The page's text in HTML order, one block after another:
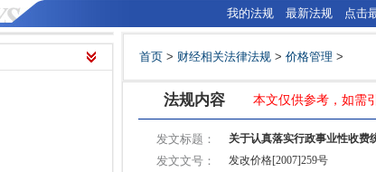
我的法规 最新法规 点击
首页 > 财经相关法律法规 > 价格管理 >
法规内容 本文仅供参考，如需
发文标题： 关于认真落实行政事业性收费
发文文号： 发改价格[2007]259号